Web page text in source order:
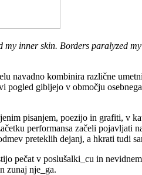
inner skin. Borders paralyzed my
navadno kombinira različne
pogled gibljejo v območju
pisanjem, poezijo in grafiti, v
performansa začeli pojavljati
preteklih dejanj, a hkrati tudi
pečat v poslušalki_cu in
zunaj nje_ga.